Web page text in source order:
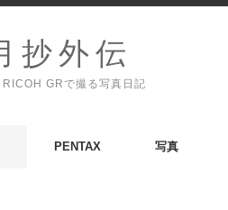
抄外伝
GRで撮る写真日記
PENTAX 写真